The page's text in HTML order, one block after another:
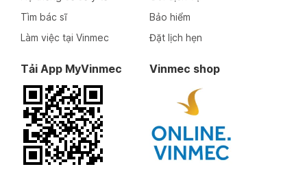
Tìm bác sĩ
Làm việc tại Vinmec
Bảo hiểm
Đặt lịch hẹn
Tải App MyVinmec Vinmec shop